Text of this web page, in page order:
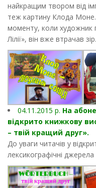
найкращим твором від
теж картину Клода
моменту, коли художник
Лілії», він вже втрачав зір.
04.11.2015 р. На
відкрито книжкову
– твій кращий друг».
До уваги читачів у
лексикографічні